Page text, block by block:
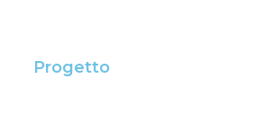
Progetto